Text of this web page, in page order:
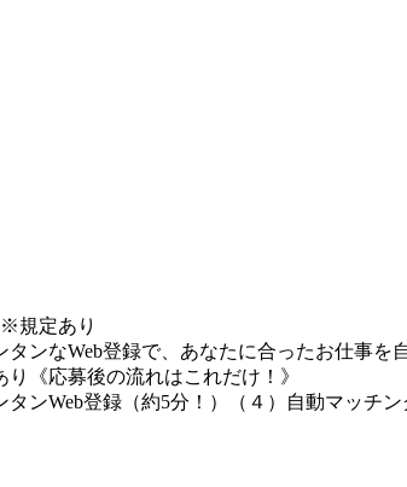
規定あり
なWeb登録で、あなたに合ったお仕事を
《応募後の流れはこれだけ！》
ンWeb登録（約5分！）（４）自動マッ